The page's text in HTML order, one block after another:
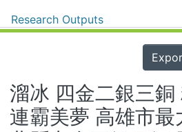
Research Outputs
Organizations
Details
溜冰 四金二銀三銅
連霸美夢 高雄市